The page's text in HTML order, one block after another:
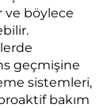
ve böylece
geçmişine
sistemleri,
bakım